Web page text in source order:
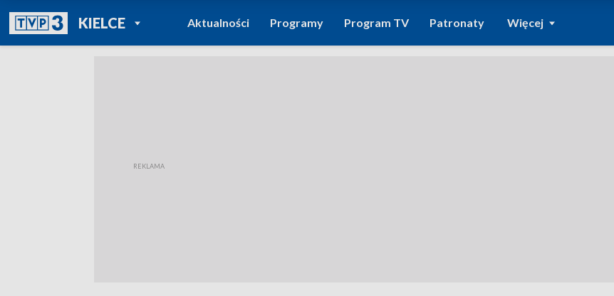
KIELCEPOWRÓT DO
TVP REGIONY
Aktualności Programy Program TV Patronaty Więcej